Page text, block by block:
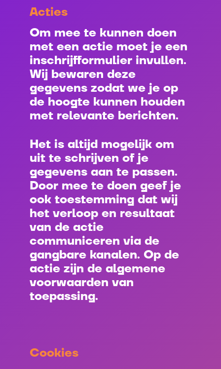
Acties
Om mee te kunnen doen
met een actie moet je een
inschrijfformulier invullen.
Wij bewaren deze
gegevens zodat we je op
de hoogte kunnen houden
met relevante berichten.
Het is altijd mogelijk om
uit te schrijven of je
gegevens aan te passen.
Door mee te doen geef je
ook toestemming dat wij
het verloop en resultaat
van de actie
communiceren via de
gangbare kanalen. Op de
actie zijn de algemene
voorwaarden van
toepassing.
Cookies